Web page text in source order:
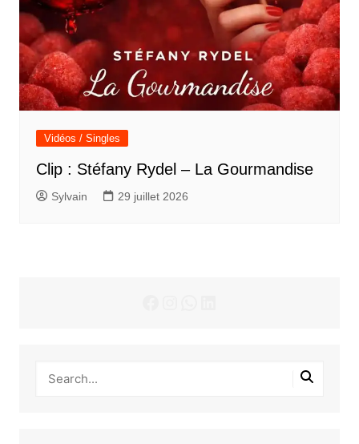
Vidéos / Singles
Clip : Stéfany Rydel – La Gourmandise
Sylvain 29 juillet 2026